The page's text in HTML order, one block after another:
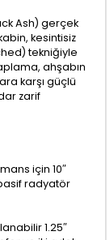
Ash) gerçek
kesintisiz
tekniğiyle
ahşabın
karşı güçlü
zarif
için 10″
radyatör
1.25″